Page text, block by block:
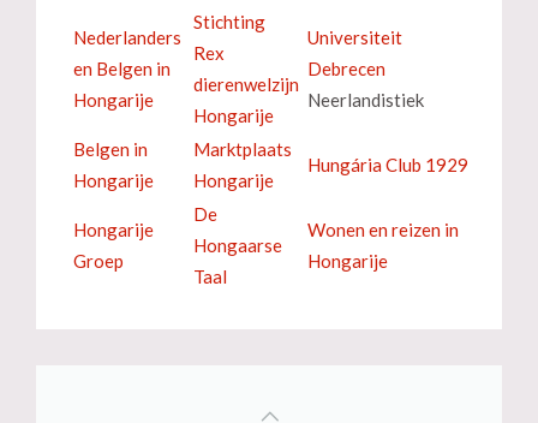
Nederlanders
en Belgen in
Hongarije
Stichting
Rex
dierenwelzijn
Hongarije
Universiteit
Debrecen
Neerlandistiek
Belgen in
Hongarije
Marktplaats
Hongarije
Hungária Club 1929
Hongarije
Groep
De
Hongaarse
Taal
Wonen en reizen in
Hongarije